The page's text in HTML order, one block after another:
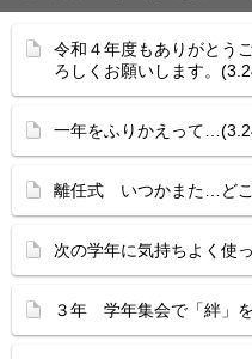
令和４年度もありがとう
ろしくお願いします。
一年をふりかえって
離任式 いつかまた…ど
次の学年に気持ちよく使
３年 学年集会で「絆」